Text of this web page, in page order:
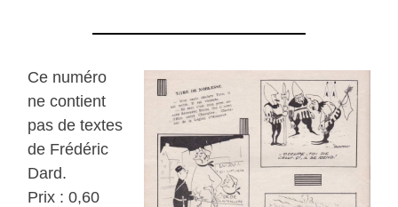
Ce numéro
ne contient
pas de textes
de Frédéric
Dard.
Prix : 0,60